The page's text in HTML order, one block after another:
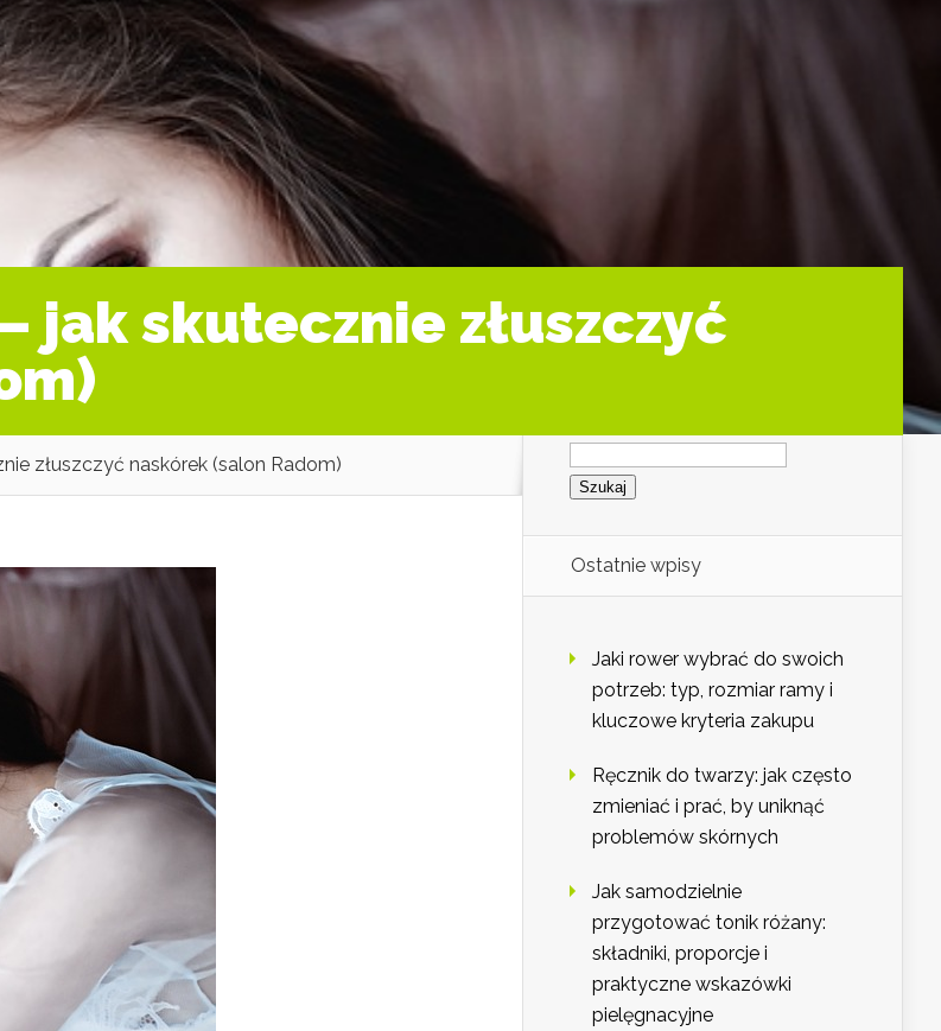
jak skutecznie złuszczyć
złuszczyć naskórek (salon Radom)
Szukaj:
Ostatnie wpisy
Jaki rower wybrać do swoich
potrzeb: typ, rozmiar ramy i
kluczowe kryteria zakupu
Ręcznik do twarzy: jak często
zmieniać i prać, by uniknąć
problemów skórnych
Jak samodzielnie
przygotować tonik różany:
składniki, proporcje i
praktyczne wskazówki
pielęgnacyjne